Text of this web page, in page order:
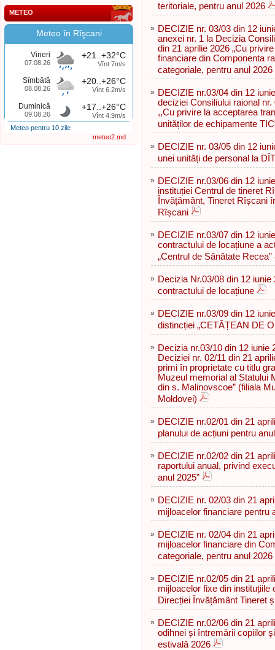
METEO
Meteo în Rîşcani
Vineri
07.08.26
+21..+32°C
Vînt 7m/s
Sîmbătă
08.08.26
+20..+26°C
Vînt 6.2m/s
Duminică
09.08.26
+17..+26°C
Vînt 4.9m/s
Meteo pentru 10 zile
meteo2.md
teritoriale, pentru anul 2026
» DECIZIE nr. 03/03 din 12
anexei nr. 1 la Decizia
din 21 aprilie 2026 „Cu
financiare din Componenta
categoriale, pentru anul 2026
» DECIZIE nr.03/04 din 12
deciziei Consiliului raional
,,Cu privire la acceptarea
unităților de echipamente
» DECIZIE nr. 03/05 din 12
unei unități de personal la
» DECIZIE nr.03/06 din 12
instituției Centrul de tineret
Învățământ, Tineret Rîșcani
Rîșcani
» DECIZIE nr.03/07 din 12
contractului de locațiune a
„Centrul de Sănătate Recea”
» Decizia Nr.03/08 din 12
contractului de locațiune
» DECIZIE nr.03/09 din 12
distincției „CETĂȚEAN DE
» Decizia nr.03/10 din 12 iunie
Deciziei nr. 02/11 din 21
primi în proprietate cu titlu
Muzeul memorial al Statului
din s. Malinovscoe” (filiala
Moldovei)
» DECIZIE nr.02/01 din 21
planului de acțiuni pentru
» DECIZIE nr.02/02 din 21
raportului anual, privind
anul 2025”
» DECIZIE nr. 02/03 din 21
mijloacelor financiare pentru
» DECIZIE nr. 02/04 din 21
mijloacelor financiare din
categoriale, pentru anul 2026
» DECIZIE nr.02/05 din 21
mijloacelor fixe din instituțiile
Direcției Învățământ Tineret
» DECIZIE nr.02/06 din 21
odihnei și întremării copiilor
estivală 2026